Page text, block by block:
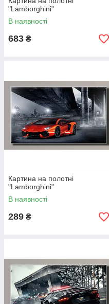
"Lamborghini"
В наявності
683 ₴
Картина на полотні
"Lamborghini"
В наявності
289 ₴